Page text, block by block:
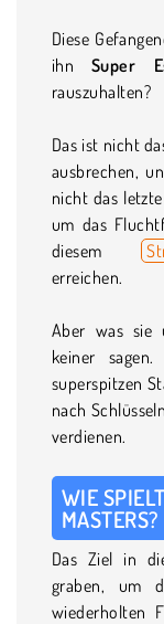
Diese
ihn Super
rauszuhalten?
Das ist nicht
ausbrechen,
nicht das
um das
diesem
erreichen.
Aber was sie
keiner
superspitzen
nach
verdienen.
WIE
MASTERS?
Das Ziel in
graben, um
wiederholten